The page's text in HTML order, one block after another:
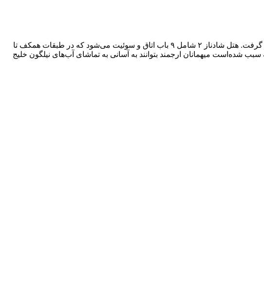
هتل آپارتمان شادناز ۲ قشم ، هتلی دو ستاره می باشد که در سال ۱۳۹۳ در سه طبقه تاسیس و مورد بهره برداری قرار گرفت. هتل شادناز ۲ شامل ۹ باب اتاق و سوئیت می‌شود که در طبقات همکف تا
۷۵۰ متر تا اسکله تفریحی قشم اشاره نمود که سبب شده‌است میهمانان ارجمند بتوانند به آسانی به تماشای آب‌های نیلگون خلیج